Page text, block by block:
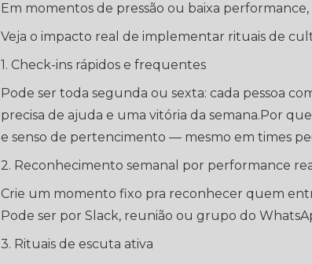
Em momentos de pressão ou baixa
Veja o impacto real de implementar rituais de
1. Check-ins rápidos e frequentes
Pode ser toda segunda ou sexta: cada pessoa
precisa de ajuda e uma vitória da semana.Por
e senso de pertencimento — mesmo em times
2. Reconhecimento semanal por performance
Crie um momento fixo pra reconhecer quem
Pode ser por Slack, reunião ou grupo do
3. Rituais de escuta ativa